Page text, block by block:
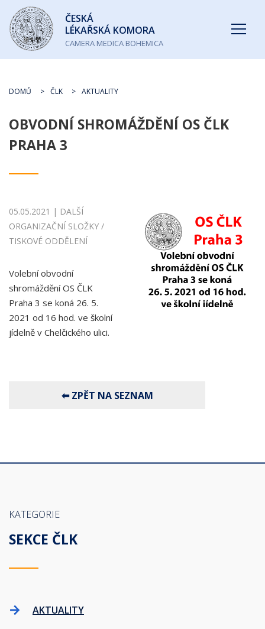
Česká
lékařská
komora
ČESKÁ
LÉKAŘSKÁ KOMORA
CAMERA MEDICA BOHEMICA
DOMŮ ČLK AKTUALITY
OBVODNÍ SHROMÁŽDĚNÍ OS ČLK
PRAHA 3
05.05.2021 | DALŠÍ
ORGANIZAČNÍ SLOŽKY /
TISKOVÉ ODDĚLENÍ
Volební obvodní
shromáždění OS ČLK
Praha 3 se koná 26. 5.
2021 od 16 hod. ve školní
jídelně v Chelčického ulici.
KATEGORIE
SEKCE ČLK
AKTUALITY